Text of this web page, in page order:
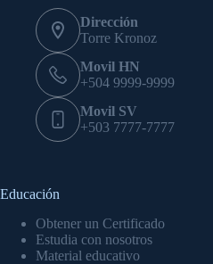
Dirección
Torre Kronoz
Movil HN
+504 9999-9999
Movil SV
+503 7777-7777
Educación
Obtener un Certificado
Estudia con nosotros
Material educativo